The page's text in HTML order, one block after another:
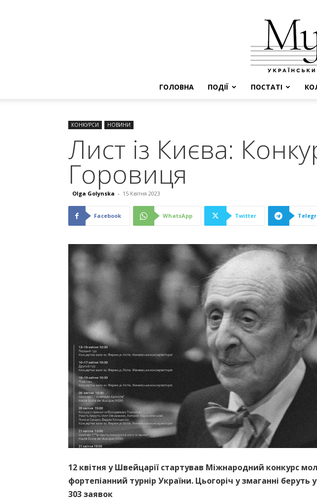
ГОЛОВНА ПОДІЇ ПОСТАТІ
КОНКУРСИ НОВИНИ
Лист із Києва:
Горовиця
Olga Golynska - 15 Квітня 2023
Facebook WhatsApp Twitter
12 квітня у Швейцарії стартував Міжнародний конкурс
фортепіанний турнір України. Цьогоріч у змаганні беруть
303 заявок